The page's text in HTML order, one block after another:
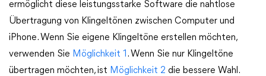
ermöglicht diese leistungsstarke Software die nahtlose
Übertragung von Klingeltönen zwischen Computer und
iPhone. Wenn Sie eigene Klingeltöne erstellen möchten,
verwenden Sie Möglichkeit 1 . Wenn Sie nur Klingeltöne
übertragen möchten, ist Möglichkeit 2 die bessere Wahl.